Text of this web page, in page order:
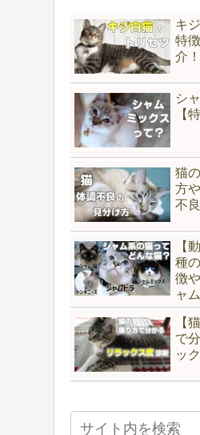
キ
特
介！
シ
【
猫
方
不
【
種
徴
ャ
【
で
ッ